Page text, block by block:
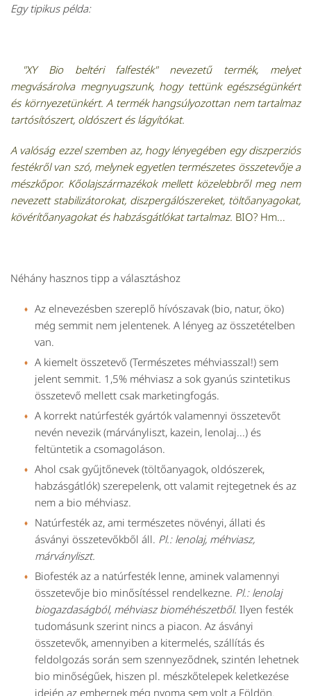
Egy tipikus példa:
"XY Bio beltéri falfesték" nevezetű termék, melyet
megvásárolva megnyugszunk, hogy tettünk egészségünkért
és környezetünkért. A termék hangsúlyozottan nem tartalmaz
tartósítószert, oldószert és lágyítókat.
A valóság ezzel szemben az, hogy lényegében egy diszperziós
festékről van szó, melynek egyetlen természetes összetevője a
mészkőpor. Kőolajszármazékok mellett közelebbről meg nem
nevezett stabilizátorokat, diszpergálószereket, töltőanyagokat,
kövérítőanyagokat és habzásgátlókat tartalmaz. BIO? Hm...
Néhány hasznos tipp a választáshoz
Az elnevezésben szereplő hívószavak (bio, natur, öko)
még semmit nem jelentenek. A lényeg az összetételben
van.
A kiemelt összetevő (Természetes méhviasszal!) sem
jelent semmit. 1,5% méhviasz a sok gyanús szintetikus
összetevő mellett csak marketingfogás.
A korrekt natúrfesték gyártók valamennyi összetevőt
nevén nevezik (márványliszt, kazein, lenolaj...) és
feltüntetik a csomagoláson.
Ahol csak gyűjtőnevek (töltőanyagok, oldószerek,
habzásgátlók) szerepelenk, ott valamit rejtegetnek és az
nem a bio méhviasz.
Natúrfesték az, ami természetes növényi, állati és
ásványi összetevőkből áll. Pl.: lenolaj, méhviasz,
márványliszt.
Biofesték az a natúrfesték lenne, aminek valamennyi
összetevője bio minősítéssel rendelkezne. Pl.: lenolaj
biogazdaságból, méhviasz bioméhészetből. Ilyen festék
tudomásunk szerint nincs a piacon. Az ásványi
összetevők, amennyiben a kitermelés, szállítás és
feldolgozás során sem szennyeződnek, szintén lehetnek
bio minőségűek, hiszen pl. mészkőtelepek keletkezése
idején az embernek még nyoma sem volt a Földön.